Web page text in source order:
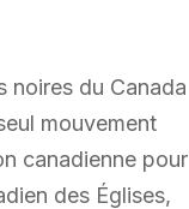
noires du Canada
mouvement
canadienne pour
des Églises,